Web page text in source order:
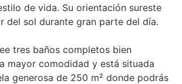
de vida. Su orientación sureste
del sol durante gran parte del día.
tres baños completos bien
mayor comodidad y está situada
generosa de 250 m² donde podrás